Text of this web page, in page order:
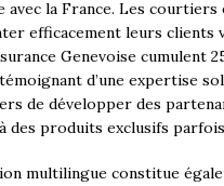
la France. Les
efficacement leurs clients
Genevoise cumulent
d’une expertise
de développer des
à des produits exclusifs
multilingue constitue